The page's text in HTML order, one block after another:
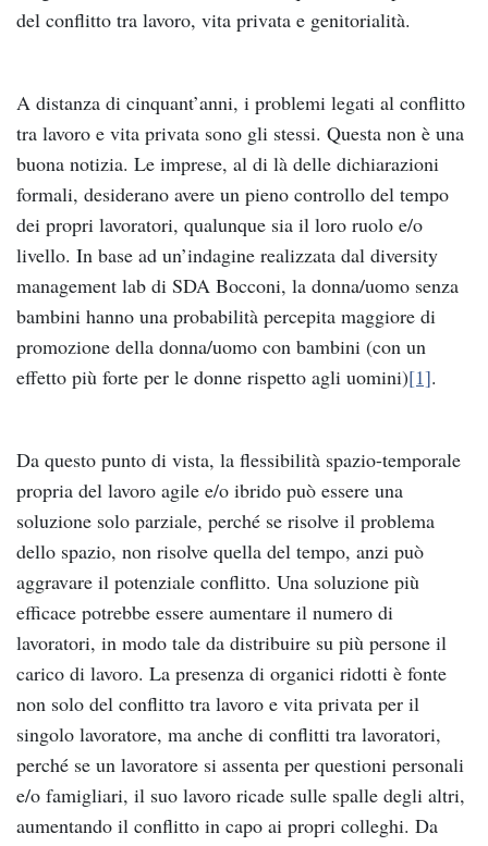
del conflitto tra lavoro, vita privata e genitorialità.
A distanza di cinquant’anni, i problemi legati al conflitto
tra lavoro e vita privata sono gli stessi. Questa non è una
buona notizia. Le imprese, al di là delle dichiarazioni
formali, desiderano avere un pieno controllo del tempo
dei propri lavoratori, qualunque sia il loro ruolo e/o
livello. In base ad un’indagine realizzata dal diversity
management lab di SDA Bocconi, la donna/uomo senza
bambini hanno una probabilità percepita maggiore di
promozione della donna/uomo con bambini (con un
effetto più forte per le donne rispetto agli uomini)[1].
Da questo punto di vista, la flessibilità spazio-temporale
propria del lavoro agile e/o ibrido può essere una
soluzione solo parziale, perché se risolve il problema
dello spazio, non risolve quella del tempo, anzi può
aggravare il potenziale conflitto. Una soluzione più
efficace potrebbe essere aumentare il numero di
lavoratori, in modo tale da distribuire su più persone il
carico di lavoro. La presenza di organici ridotti è fonte
non solo del conflitto tra lavoro e vita privata per il
singolo lavoratore, ma anche di conflitti tra lavoratori,
perché se un lavoratore si assenta per questioni personali
e/o famigliari, il suo lavoro ricade sulle spalle degli altri,
aumentando il conflitto in capo ai propri colleghi. Da